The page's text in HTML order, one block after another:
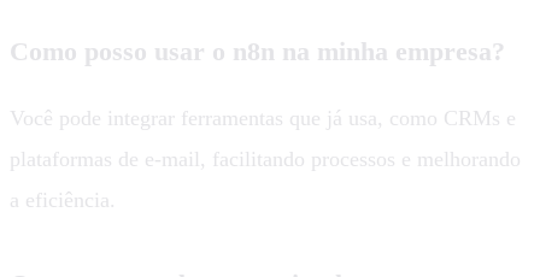
Como posso usar o n8n na minha empresa?
Você pode integrar ferramentas que já usa, como CRMs e
plataformas de e-mail, facilitando processos e melhorando
a eficiência.